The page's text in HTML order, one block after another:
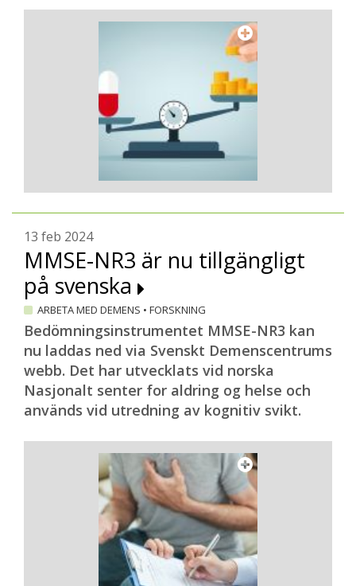
13 feb 2024
MMSE-NR3 är nu tillgängligt
på svenska
ARBETA MED DEMENS • FORSKNING
Bedömningsinstrumentet MMSE-NR3 kan
nu laddas ned via Svenskt Demenscentrums
webb. Det har utvecklats vid norska
Nasjonalt senter for aldring og helse och
används vid utredning av kognitiv svikt.